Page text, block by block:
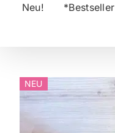
Neu! *Bestseller
NEU